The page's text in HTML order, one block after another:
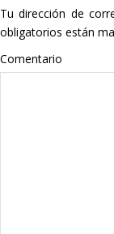
Informática
Listas
Tu dirección de
obligatorios están
Comentario